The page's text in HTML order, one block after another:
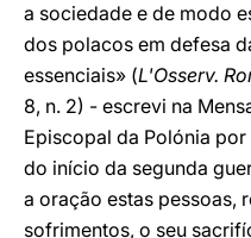
a sociedade e de modo
dos polacos em defesa
essenciais» (L'Osserv.
8, n. 2) - escrevi na
Episcopal da Polónia
do início da segunda
a oração estas pessoas,
sofrimentos, o seu